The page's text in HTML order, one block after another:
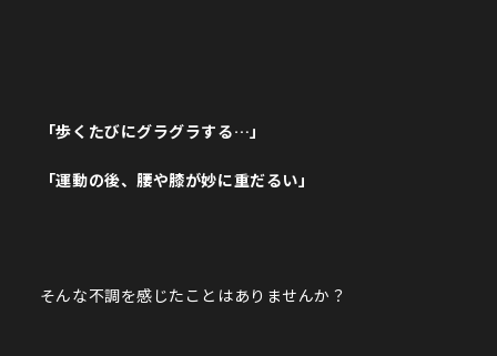
「歩くたびにグラグラする…」
「運動の後、腰や膝が妙に重だるい」
そんな不調を感じたことはありませんか？